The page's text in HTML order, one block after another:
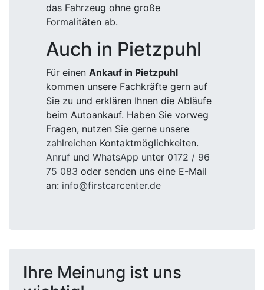
das Fahrzeug ohne große
Formalitäten ab.
Auch in Pietzpuhl
Für einen Ankauf in Pietzpuhl
kommen unsere Fachkräfte gern auf
Sie zu und erklären Ihnen die Abläufe
beim Autoankauf. Haben Sie vorweg
Fragen, nutzen Sie gerne unsere
zahlreichen Kontaktmöglichkeiten.
Anruf und WhatsApp unter 0172 / 96
75 083 oder senden uns eine E-Mail
an: info@firstcarcenter.de
Ihre Meinung ist uns